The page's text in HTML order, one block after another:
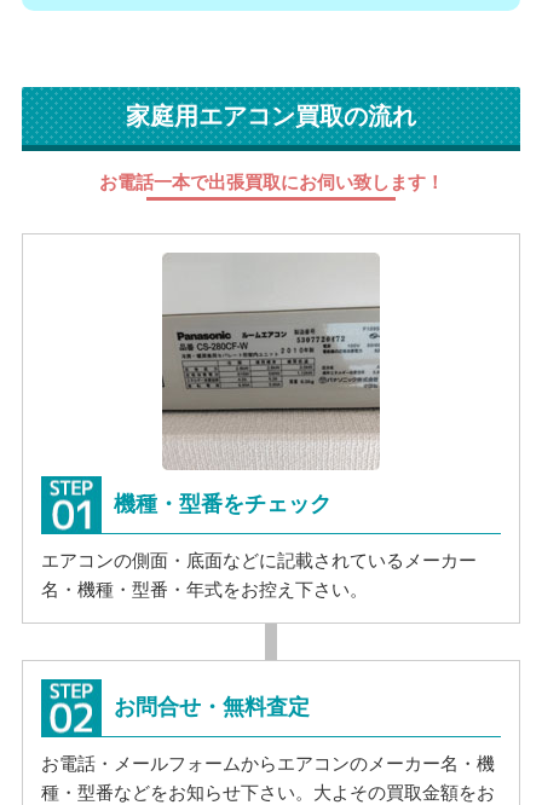
家庭用エアコン買取の流れ
お電話一本で出張買取にお伺い致します！
機種・型番をチェック
エアコンの側面・底面などに記載されているメーカー
名・機種・型番・年式をお控え下さい。
お問合せ・無料査定
お電話・メールフォームからエアコンのメーカー名・機
種・型番などをお知らせ下さい。大よその買取金額をお